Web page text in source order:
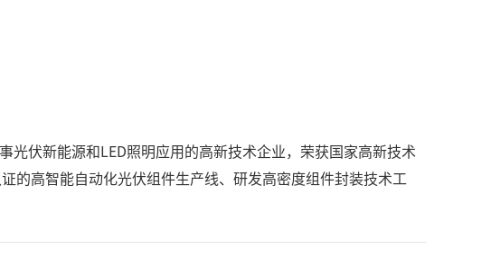
伏新能源和LED照明应用的高新技术企业，荣获国家高新技术
的高智能自动化光伏组件生产线、研发高密度组件封装技术工